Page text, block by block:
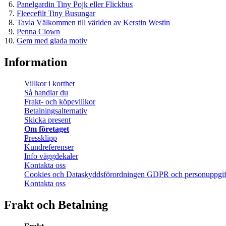
Panelgardin Tiny Pojk eller Flickbus
Fleecefilt Tiny Busungar
Tavla Välkommen till världen av Kerstin Westin
Penna Clown
Gem med glada motiv
Information
Villkor i korthet
Så handlar du
Frakt- och köpevillkor
Betalningsalternativ
Skicka present
Om företaget
Pressklipp
Kundreferenser
Info väggdekaler
Kontakta oss
Cookies och Dataskyddsförordningen GDPR och
Kontakta oss
Frakt och Betalning